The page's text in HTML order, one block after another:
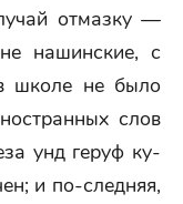
отмазку —
нашинские, с
школе не было
слов
унд геруф ку-
и по-следняя,